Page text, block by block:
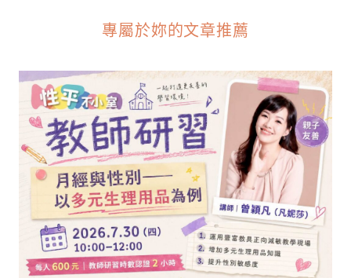
專屬於妳的文章推薦